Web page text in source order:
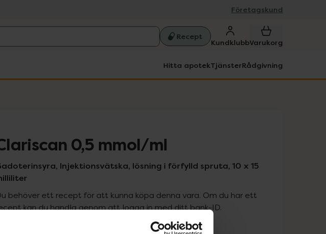
Företagskund
Recept
KundklubbVarukorg
Hitta apotekTjänsterRådgivning
0,5 mmol/ml
Injektionsvätska, lösning i förfylld spruta, 10 x 15
behöver ett recept för att kunna köpa denna vara. Om du har ett
kan du handla genom att logga in med ditt bank-ID.